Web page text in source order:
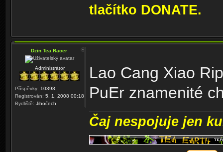
tlačítko DONATE.
Dzin Tea Racer
Administrátor
Příspěvky: 10398
Registrován: 5. 1. 2008 00:18
Bydliště: Jihočech
Lao Cang Xiao
PuEr znamenité
Čaj nespojuje jen